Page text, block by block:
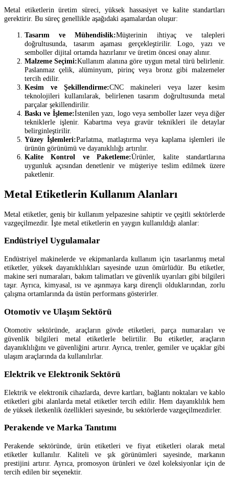
Metal etiketlerin üretim süreci, yüksek hassasiyet ve kalite standartları
gerektirir. Bu süreç genellikle aşağıdaki aşamalardan oluşur:
Tasarım ve Mühendislik:Müşterinin ihtiyaç ve talepleri
doğrultusunda, tasarım aşaması gerçekleştirilir. Logo, yazı ve
semboller dijital ortamda hazırlanır ve üretim öncesi onay alınır.
Malzeme Seçimi:Kullanım alanına göre uygun metal türü belirlenir.
Paslanmaz çelik, alüminyum, pirinç veya bronz gibi malzemeler
tercih edilir.
Kesim ve Şekillendirme:CNC makineleri veya lazer kesim
teknolojileri kullanılarak, belirlenen tasarım doğrultusunda metal
parçalar şekillendirilir.
Baskı ve İşleme:İstenilen yazı, logo veya semboller lazer veya diğer
tekniklerle işlenir. Kabartma veya gravür teknikleri ile detaylar
belirginleştirilir.
Yüzey İşlemleri:Parlatma, matlaştırma veya kaplama işlemleri ile
ürünün görünümü ve dayanıklılığı artırılır.
Kalite Kontrol ve Paketleme:Ürünler, kalite standartlarına
uygunluk açısından denetlenir ve müşteriye teslim edilmek üzere
paketlenir.
Metal Etiketlerin Kullanım Alanları
Metal etiketler, geniş bir kullanım yelpazesine sahiptir ve çeşitli sektörlerde
vazgeçilmezdir. İşte metal etiketlerin en yaygın kullanıldığı alanlar:
Endüstriyel Uygulamalar
Endüstriyel makinelerde ve ekipmanlarda kullanım için tasarlanmış metal
etiketler, yüksek dayanıklılıkları sayesinde uzun ömürlüdür. Bu etiketler,
makine seri numaraları, bakım talimatları ve güvenlik uyarıları gibi bilgileri
taşır. Ayrıca, kimyasal, ısı ve aşınmaya karşı dirençli olduklarından, zorlu
çalışma ortamlarında da üstün performans gösterirler.
Otomotiv ve Ulaşım Sektörü
Otomotiv sektöründe, araçların gövde etiketleri, parça numaraları ve
güvenlik bilgileri metal etiketlerle belirtilir. Bu etiketler, araçların
dayanıklılığını ve güvenliğini artırır. Ayrıca, trenler, gemiler ve uçaklar gibi
ulaşım araçlarında da kullanılırlar.
Elektrik ve Elektronik Sektörü
Elektrik ve elektronik cihazlarda, devre kartları, bağlantı noktaları ve kablo
etiketleri gibi alanlarda metal etiketler tercih edilir. Hem dayanıklılık hem
de yüksek iletkenlik özellikleri sayesinde, bu sektörlerde vazgeçilmezdirler.
Perakende ve Marka Tanıtımı
Perakende sektöründe, ürün etiketleri ve fiyat etiketleri olarak metal
etiketler kullanılır. Kaliteli ve şık görünümleri sayesinde, markanın
prestijini artırır. Ayrıca, promosyon ürünleri ve özel koleksiyonlar için de
tercih edilen bir seçenektir.